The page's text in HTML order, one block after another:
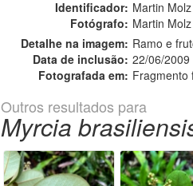
Identificador: Martin Molz
Fotógrafo: Martin
Detalhe na imagem: Ramo e
Data de inclusão: 22/06/
Fotografada em: Fragmento
Outros resultados para
Myrcia